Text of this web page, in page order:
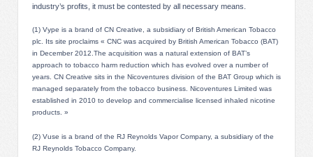
industry’s profits, it must be contested by all necessary means.
(1) Vype is a brand of CN Creative, a subsidiary of British American Tobacco
plc. Its site proclaims « CNC was acquired by British American Tobacco (BAT)
in December 2012.The acquisition was a natural extension of BAT’s
approach to tobacco harm reduction which has evolved over a number of
years. CN Creative sits in the Nicoventures division of the BAT Group which is
managed separately from the tobacco business. Nicoventures Limited was
established in 2010 to develop and commercialise licensed inhaled nicotine
products. »
(2) Vuse is a brand of the RJ Reynolds Vapor Company, a subsidiary of the
RJ Reynolds Tobacco Company.